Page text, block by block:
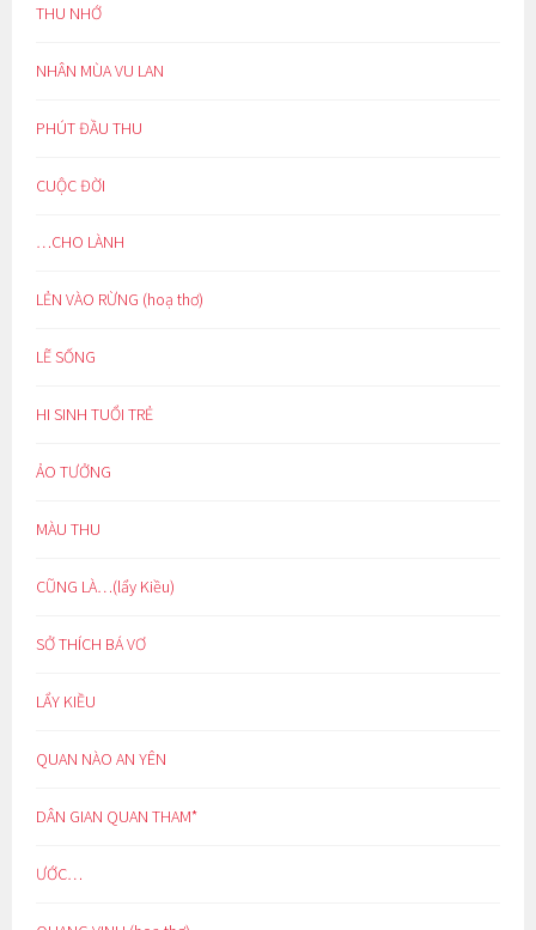
THU NHỚ
NHÂN MÙA VU LAN
PHÚT ĐẦU THU
CUỘC ĐỜI
…CHO LÀNH
LẺN VÀO RỪNG (hoạ thơ)
LẼ SỐNG
HI SINH TUỔI TRẺ
ẢO TƯỞNG
MÀU THU
CŨNG LÀ…(lẩy Kiều)
SỞ THÍCH BÁ VƠ
LẨY KIỀU
QUAN NÀO AN YÊN
DÂN GIAN QUAN THAM*
ƯỚC…